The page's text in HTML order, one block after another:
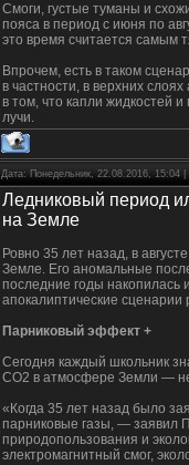
Смоги, густые туманы и
пояса в период с июня по
это время считается самым
Впрочем, есть в таком
в частности, в верхних
в том, что капли жидкостей
лучи.
Дата: Понедельник, 22.08.2016, 15:04
Ледниковый период
на Земле
Ровно 35 лет назад, в
Земле. Его аномальные
последние годы накопилась
апокалиптические сценарии
Парниковый эффект +
Сегодня каждый школьник
СО2 в атмосфере Земли — не
«Когда 35 лет назад было
парниковые газы, — заявил
природопользования и
электромагнитный смог,